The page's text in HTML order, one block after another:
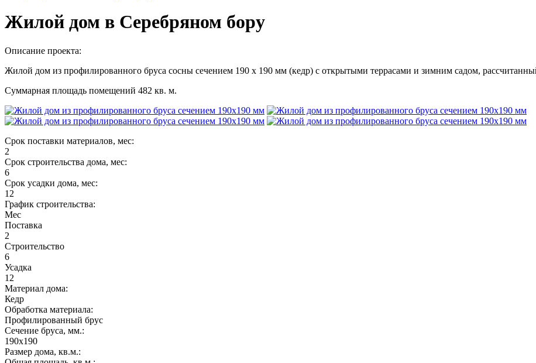
Жилой дом в Серебряном бору
Описание проекта:
Жилой дом из профилированного бруса сосны сечением 190 х 190 мм (кедр) с открытыми террасами и зимним садом,
Суммарная площадь помещений 482 кв. м.
Срок поставки материалов, мес:
2
Срок строительства дома, мес:
6
Срок усадки дома, мес:
12
График строительства:
Мес
Поставка
2
Строительство
6
Усадка
12
Материал дома:
Кедр
Обработка материала:
Профилированный брус
Сечение бруса, мм.:
190х190
Размер дома, кв.м.: